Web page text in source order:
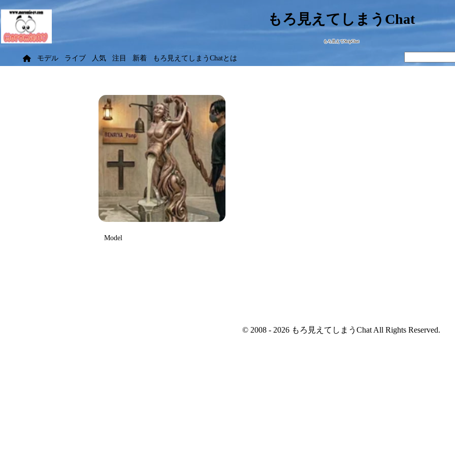
もろ見えてしまうChat
もろ見えてStripChat
モデル ライブ 人気 注目 新着 もろ見えてしまうChatとは
Model
© 2008 - 2026 もろ見えてしまうChat All Rights Reserved.